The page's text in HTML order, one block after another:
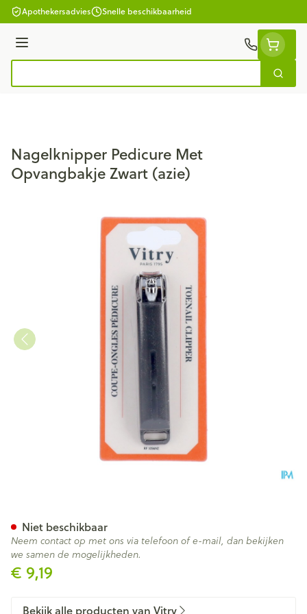
Ga naar de inhoud
Apothekersadvies Snelle beschikbaarheid
Menu
Zoek
Nagelknipper Pedicure Met
Opvangbakje Zwart (azie)
€ 9,19
Niet beschikbaar
Neem contact op met ons via telefoon of e-mail, dan bekijken
we samen de mogelijkheden.
Bekijk alle producten van Vitry